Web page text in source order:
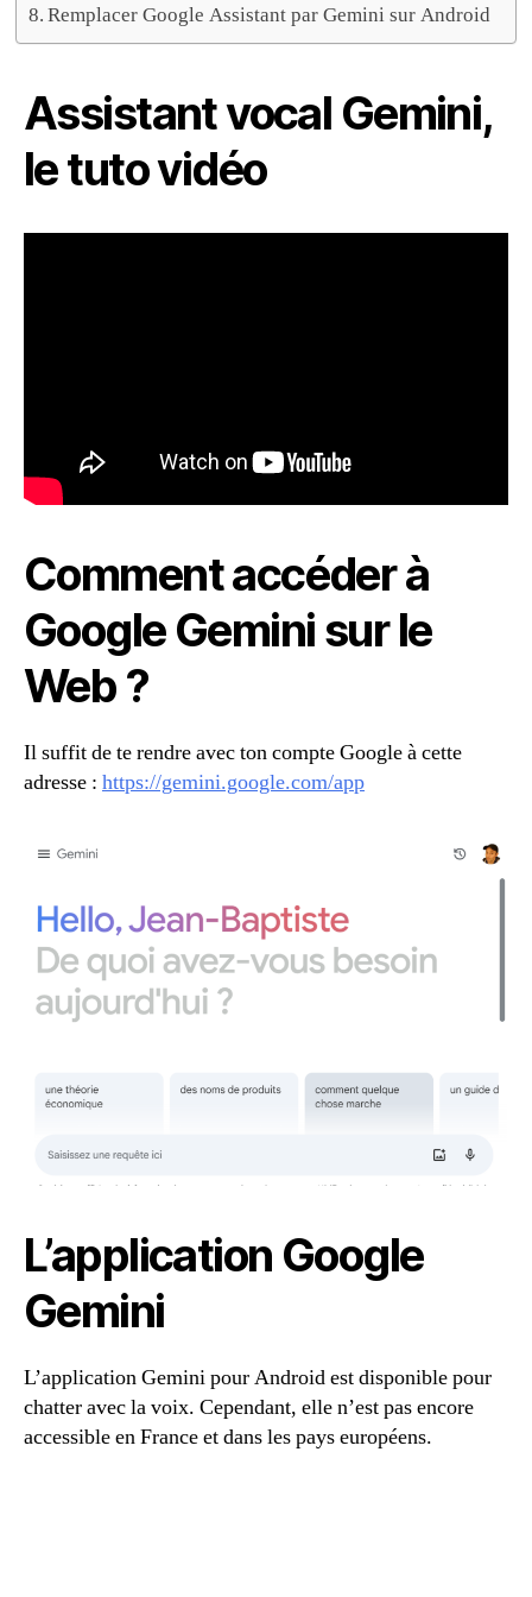
Remplacer Google Assistant par Gemini sur Android
Assistant vocal Gemini,
le tuto vidéo
Comment accéder à
Google Gemini sur le
Web ?
Il suffit de te rendre avec ton compte Google à cette
adresse : https://gemini.google.com/app
L’application Google
Gemini
L’application Gemini pour Android est disponible pour
chatter avec la voix. Cependant, elle n’est pas encore
accessible en France et dans les pays européens.